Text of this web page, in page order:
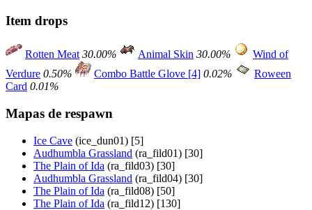
Item drops
Rotten Meat 30.00% Animal Skin 30.00%
Wind of
Verdure 0.50% Combo Battle Glove [4] 0.02%
Roween
Card 0.01%
Mapas de respawn
Ice Cave (ice_dun01) [5]
Audhumbla Grassland (ra_fild01) [30]
The Plain of Ida (ra_fild03) [30]
Audhumbla Grassland (ra_fild04) [30]
The Plain of Ida (ra_fild08) [50]
The Plain of Ida (ra_fild12) [130]